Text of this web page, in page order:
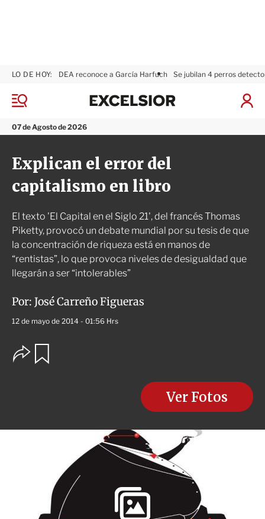
M
n
ú
07 de Agosto de 2026
LO DE HOY: DEA reconoce a García Harfuch Se jubilan 4 perros
I
ó
x
l
Explican el error del
capitalismo en libro
El texto 'El Capital en el Siglo 21', del francés Thomas
Piketty, provocó un debate mundial por su tesis de que
la concentración de riqueza está en manos de
“rentistas”, lo que provoca niveles de desigualdad que
llegarán a ser “intolerables”
Por: José Carreño Figueras
12 de mayo de 2014 - 01:56 Hrs
O
p
s
Ver Fotos